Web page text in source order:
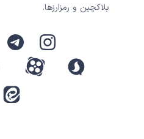
بلاکچین و رمزارزها.